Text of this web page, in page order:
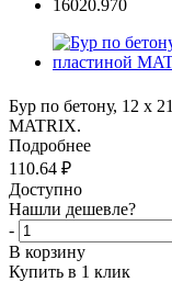
Бур по бетону, 12 x
MATRIX.
Подробнее
110.64 ₽
Доступно
Нашли дешевле?
-
В корзину
Купить в 1 клик